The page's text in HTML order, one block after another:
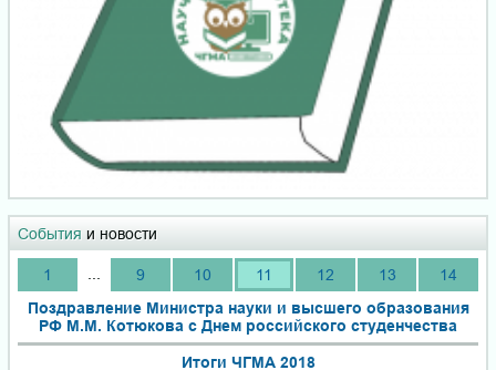
События и новости
1 9 10 11 12 13
14
Поздравление Министра науки и высшего образования
РФ М.М. Котюкова с Днем российского студенчества
Итоги ЧГМА 2018